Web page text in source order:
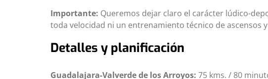
Importante: Queremos dejar claro el carácter lúdico-
toda velocidad ni un entrenamiento técnico de ascensos
Detalles y planificación
Guadalajara-Valverde de los Arroyos: 75 kms. / 80